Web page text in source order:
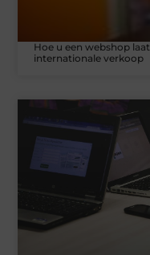
Hoe u een webshop
internationale verkoop